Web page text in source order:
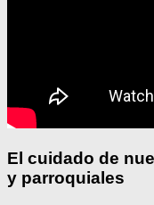
El cuidado de
y parroquiales